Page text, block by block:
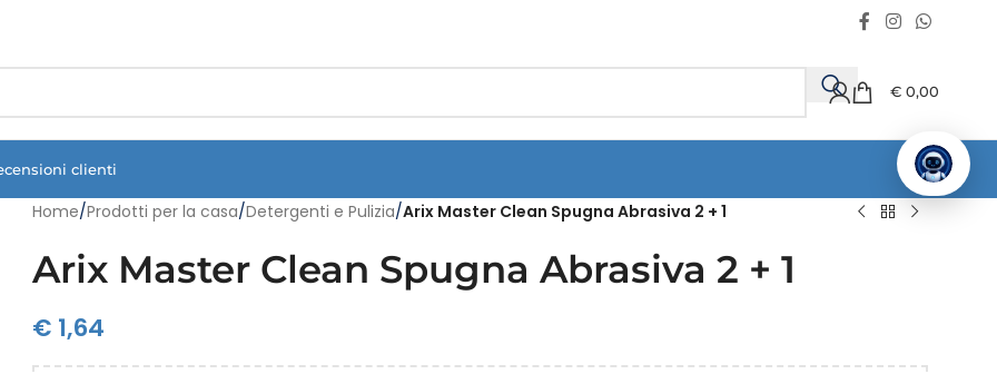
€ 0,00
clienti
Home/Prodotti per la casa/Detergenti e Pulizia/Arix Master Clean Spugna Abrasiva 2 + 1
Arix Master Clean Spugna Abrasiva 2 + 1
€ 1,64